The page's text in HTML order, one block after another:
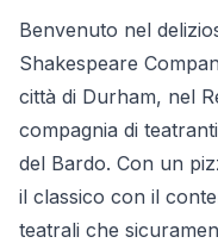
Benvenuto nel
Shakespeare
città di Durham, nel
compagnia di
del Bardo. Con un
il classico con il
teatrali che